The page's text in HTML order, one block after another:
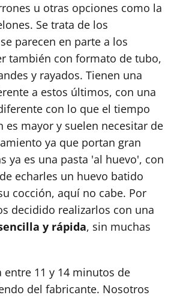
u otras opciones como la
Se trata de los
parecen en parte a los
también con formato de tubo,
y rayados. Tienen una
a estos últimos, con una
con lo que el tiempo
es mayor y suelen necesitar de
ya que portan gran
ya es una pasta 'al huevo', con
echarles un huevo batido
cocción, aquí no cabe. Por
decidido realizarlos con una
y rápida, sin muchas
entre 11 y 14 minutos de
del fabricante. Nosotros